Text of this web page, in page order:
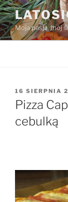
Przejdź
do
treściMoja pasja, mój
W
16 SIERPNIA
Pizza
cebulką